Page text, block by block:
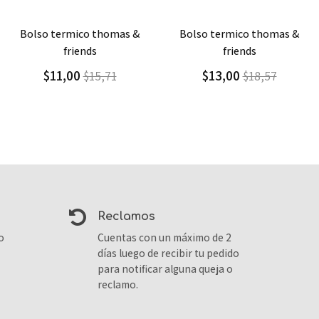
Agregar Detalle
bolso termico thomas &
friends
$13,00$18,57
Agregar Detalle
bolso termico ladybug
$13,00 $18,57
reclamos
Cuentas con un máximo de 2
días luego de recibir tu pedido
para notificar alguna queja o
reclamo.